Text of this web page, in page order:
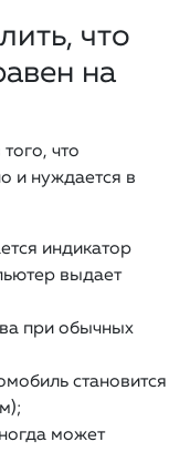
что
на
что
и нуждается в
индикатор
выдает
при обычных
становится
может